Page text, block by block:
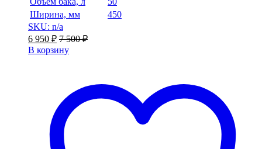
Ширина, мм
450
SKU: n/a
6 950 ₽ 7 500₽
В корзину